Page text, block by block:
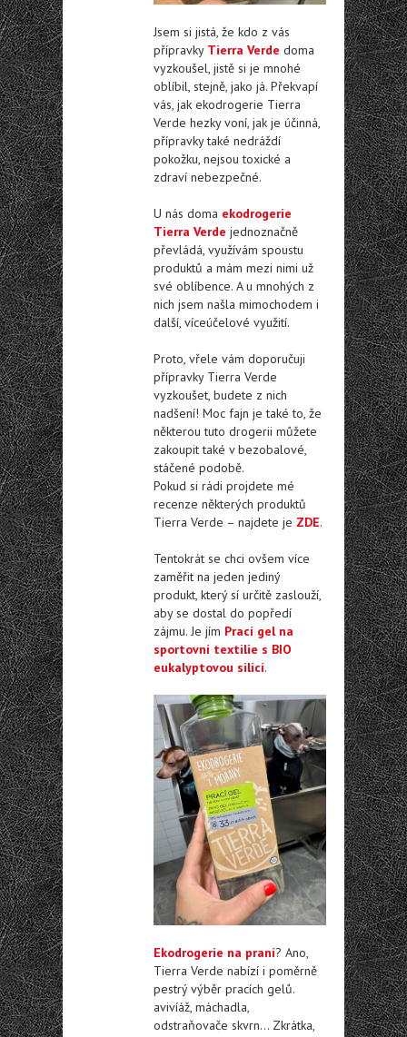
Jsem si jistá, že kdo z vás
přípravky Tierra Verde doma
vyzkoušel, jistě si je mnohé
oblíbil, stejně, jako já. Překvapí
vás, jak ekodrogerie Tierra
Verde hezky voní, jak je účinná,
přípravky také nedráždí
pokožku, nejsou toxické a
zdraví nebezpečné.
U nás doma ekodrogerie
Tierra Verde jednoznačně
převládá, využívám spoustu
produktů a mám mezi nimi už
své oblíbence. A u mnohých z
nich jsem našla mimochodem i
další, víceúčelové využití.
Proto, vřele vám doporučuji
přípravky Tierra Verde
vyzkoušet, budete z nich
nadšení! Moc fajn je také to, že
některou tuto drogerii můžete
zakoupit také v bezobalové,
stáčené podobě.
Pokud si rádi projdete mé
recenze některých produktů
Tierra Verde – najdete je ZDE.
Tentokrát se chci ovšem více
zaměřit na jeden jediný
produkt, který sí určitě zaslouží,
aby se dostal do popředí
zájmu. Je jím Prací gel na
sportovní textilie s BIO
eukalyptovou silicí.
Ekodrogerie na praní? Ano,
Tierra Verde nabízí i poměrně
pestrý výběr pracích gelů.
avivíáž, máchadla,
odstraňovače skvrn… Zkrátka,